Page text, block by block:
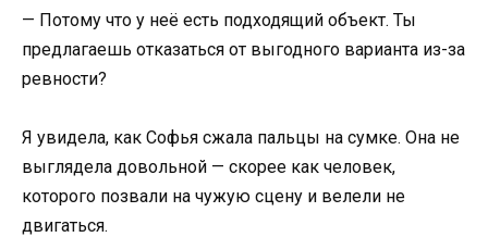
— Потому что у неё есть подходящий объект. Ты
предлагаешь отказаться от выгодного варианта из-за
ревности?
Я увидела, как Софья сжала пальцы на сумке. Она не
выглядела довольной — скорее как человек,
которого позвали на чужую сцену и велели не
двигаться.